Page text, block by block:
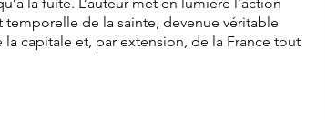
temporelle de la sainte, devenue véritable
capitale et, par extension, de la France tout